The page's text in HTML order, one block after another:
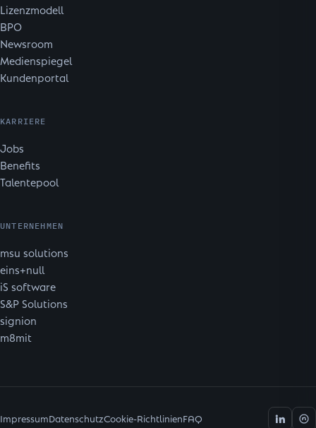
Lizenzmodell
BPO
Newsroom
Medienspiegel
Kundenportal
KARRIERE
Jobs
Benefits
Talentepool
UNTERNEHMEN
msu solutions
eins+null
iS software
S&P Solutions
signion
m8mit
ImpressumDatenschutzCookie-RichtlinienFAQ